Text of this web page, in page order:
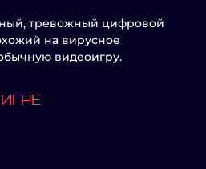
тревожный цифровой
на вирусное
видеоигру.